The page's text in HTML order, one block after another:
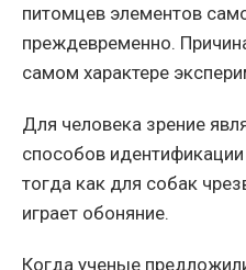
питомцев элементов
преждевременно.
самом характере
Для человека зрение
способов
тогда как для собак
играет обоняние.
Когда ученые